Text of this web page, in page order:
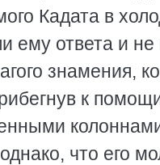
Кадата в
ему ответа и
знамения,
к
что его